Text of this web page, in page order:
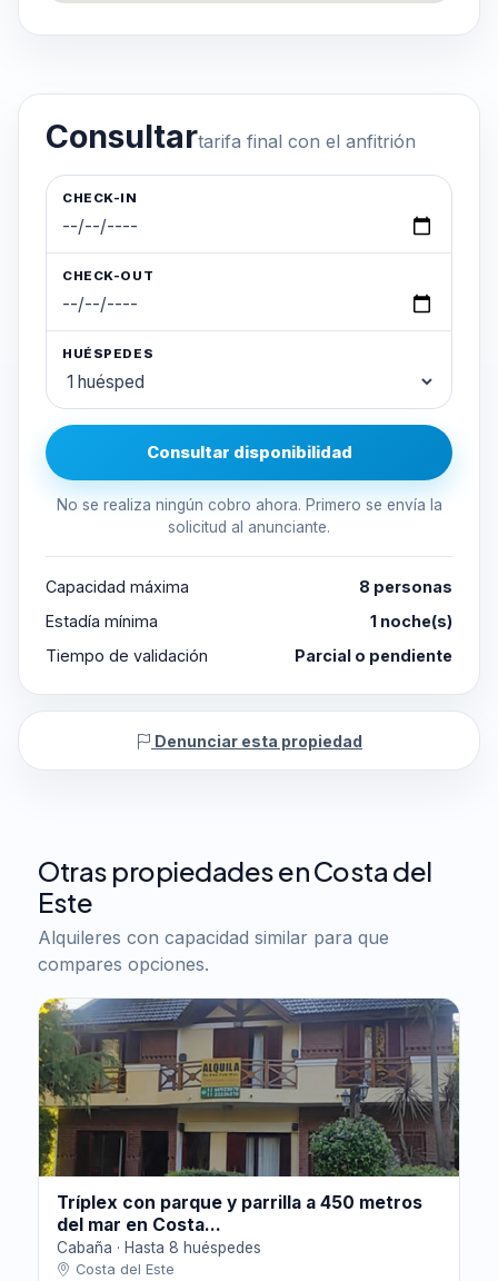
Consultartarifa final con el anfitrión
CHECK-IN
CHECK-OUT
HUÉSPEDES
Consultar disponibilidad
No se realiza ningún cobro ahora. Primero se envía la
solicitud al anunciante.
Capacidad máxima
8 personas
Estadía mínima
1 noche(s)
Tiempo de validación
Parcial o pendiente
Denunciar esta propiedad
Otras propiedades en Costa del
Este
Alquileres con capacidad similar para que
compares opciones.
Tríplex con parque y parrilla a 450 metros
del mar en Costa...
Cabaña · Hasta 8 huéspedes
Costa del Este